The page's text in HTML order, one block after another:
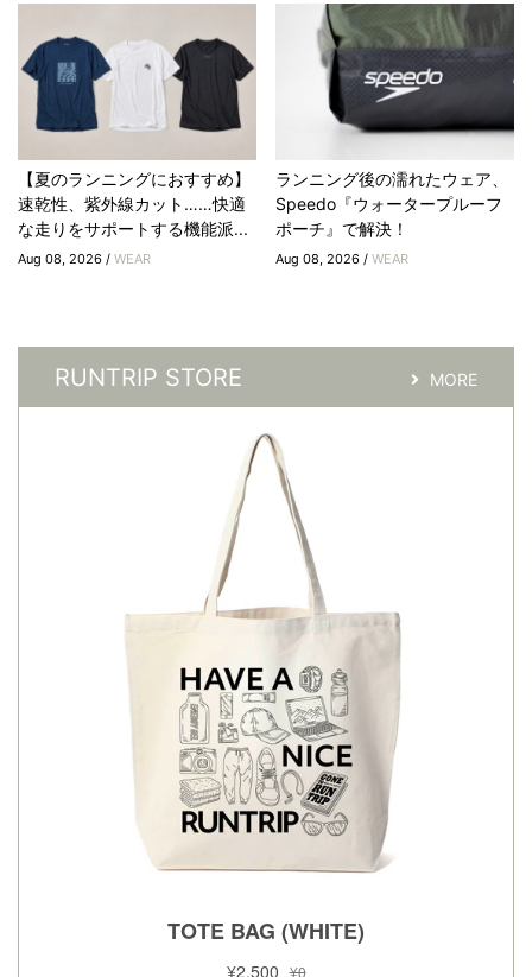
【夏のランニングにおすすめ】
速乾性、紫外線カット……快適
な走りをサポートする機能派...
Aug 08, 2026 / WEAR
ランニング後の濡れたウェア、
Speedo『ウォータープルーフ
ポーチ』で解決！
Aug 08, 2026 /WEAR
RUNTRIP STORE MORE